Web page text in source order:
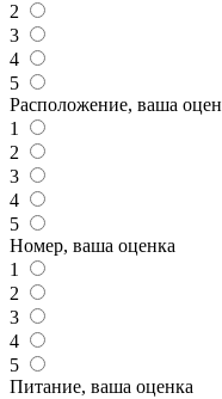
2
3
4
5
Расположение, ваша
1
2
3
4
5
Номер, ваша оценка
1
2
3
4
5
Питание, ваша оценка